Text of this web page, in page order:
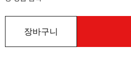
장바구니